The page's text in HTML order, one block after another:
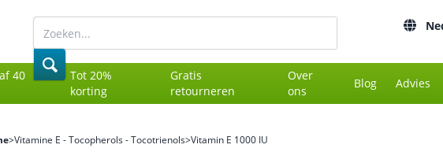
40
Tot 20%
korting
Gratis
retourneren
Over
ons
Blog Advies
>Vitamine E - Tocopherols - Tocotrienols>Vitamin E 1000 IU